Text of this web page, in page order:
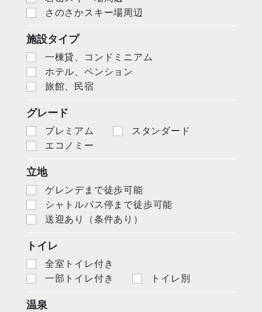
さのさかスキー場周辺
施設タイプ
一棟貸、コンドミニアム
ホテル、ペンション
旅館、民宿
グレード
プレミアム
スタンダード
エコノミー
立地
ゲレンデまで徒歩可能
シャトルバス停まで徒歩可能
送迎あり（条件あり）
トイレ
全室トイレ付き
一部トイレ付き
トイレ別
温泉